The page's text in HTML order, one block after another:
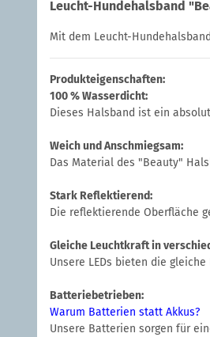
Leucht-Hundehalsband
Mit dem Leucht-
Produkteigenschaften:
100 % Wasserdicht:
Dieses Halsband ist ein
Weich und Anschmiegsam:
Das Material des "Beauty"
Stark Reflektierend:
Die reflektierende Oberfläche
Gleiche Leuchtkraft in
Unsere LEDs bieten die
Batteriebetrieben:
Warum Batterien statt Akkus?
Unsere Batterien sorgen für